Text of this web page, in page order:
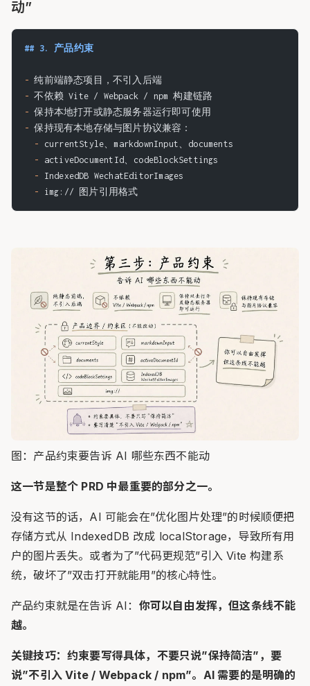
动”
## 3. 产品约束
- 纯前端静态项目，不引入后端
- 不依赖 Vite / Webpack / npm 构建链路
- 保持本地打开或静态服务器运行即可使用
- 保持现有本地存储与图片协议兼容：
  -
currentStyle、markdownInput、documents
  -
activeDocumentId、codeBlockSettings
  -
IndexedDB WechatEditorImages
  -
img:// 图片引用格式
图：产品约束要告诉 AI 哪些东西不能动
这一节是整个 PRD 中最重要的部分之一。
没有这节的话，AI 可能会在”优化图片处理”的时候顺便把
存储方式从 IndexedDB 改成 localStorage，导致所有用
户的图片丢失。或者为了”代码更规范”引入 Vite 构建系
统，破坏了”双击打开就能用”的核心特性。
产品约束就是在告诉 AI： 你可以自由发挥，但这条线不能
越。
关键技巧：约束要写得具体，不要只说”保持简洁”，要
说”不引入 Vite / Webpack / npm”。AI 需要的是明确的